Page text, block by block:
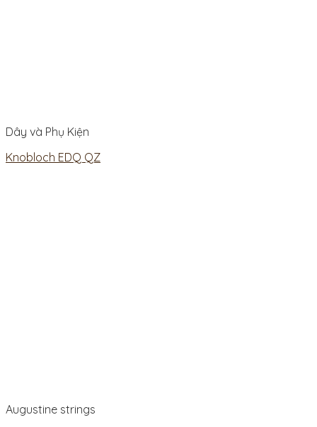
Dây và Phụ Kiện
Knobloch EDQ QZ
Augustine strings